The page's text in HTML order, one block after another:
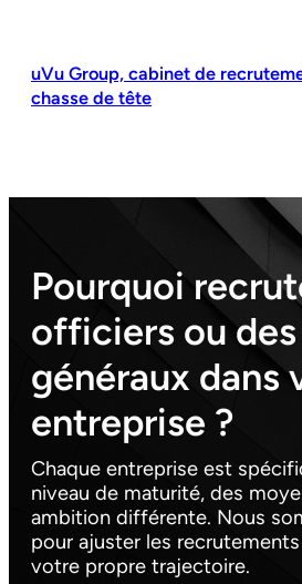
contenu
uVu Group, cabinet de
chasse de tête
Pourquoi
officiers ou
généraux dans
entreprise ?
Chaque entreprise est
niveau de maturité, des
ambition différente. Nous
pour ajuster les
votre propre trajectoire.